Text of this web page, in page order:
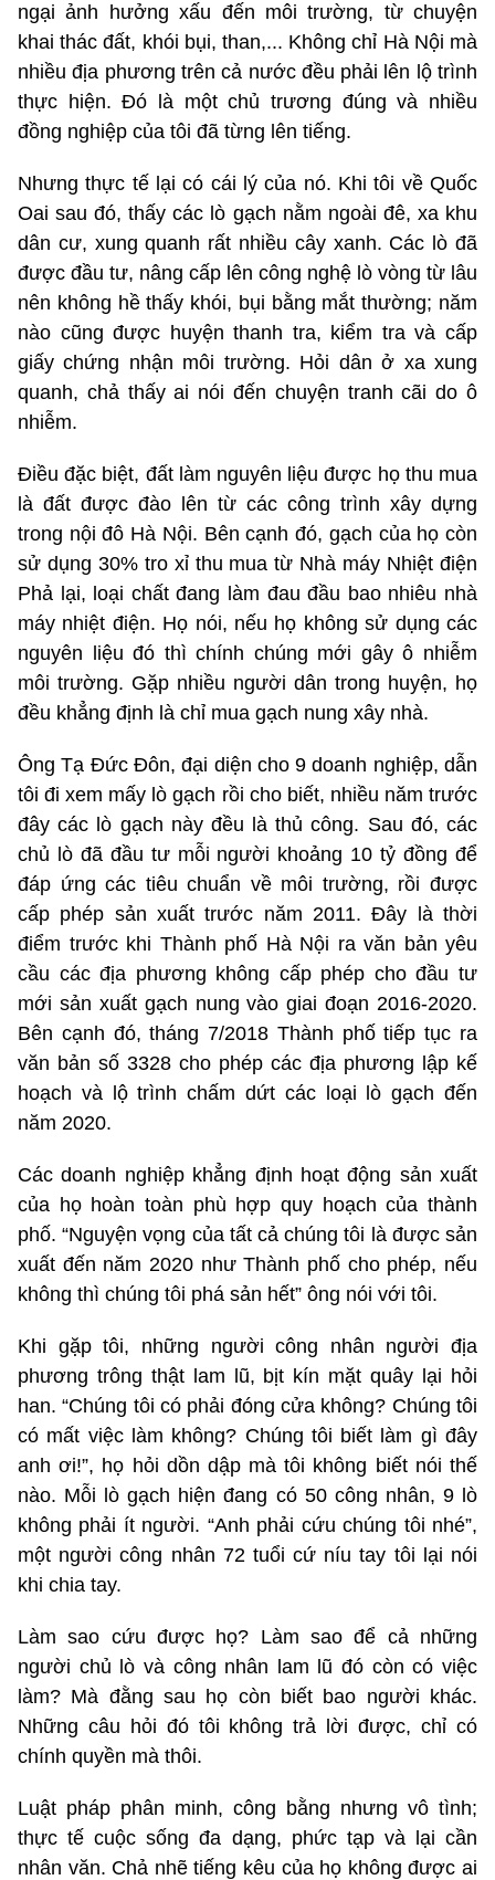
ngại ảnh hưởng xấu đến môi trường, từ chuyện
khai thác đất, khói bụi, than,... Không chỉ Hà Nội mà
nhiều địa phương trên cả nước đều phải lên lộ trình
thực hiện. Đó là một chủ trương đúng và nhiều
đồng nghiệp của tôi đã từng lên tiếng.
Nhưng thực tế lại có cái lý của nó. Khi tôi về Quốc
Oai sau đó, thấy các lò gạch nằm ngoài đê, xa khu
dân cư, xung quanh rất nhiều cây xanh. Các lò đã
được đầu tư, nâng cấp lên công nghệ lò vòng từ lâu
nên không hề thấy khói, bụi bằng mắt thường; năm
nào cũng được huyện thanh tra, kiểm tra và cấp
giấy chứng nhận môi trường. Hỏi dân ở xa xung
quanh, chả thấy ai nói đến chuyện tranh cãi do ô
nhiễm.
Điều đặc biệt, đất làm nguyên liệu được họ thu mua
là đất được đào lên từ các công trình xây dựng
trong nội đô Hà Nội. Bên cạnh đó, gạch của họ còn
sử dụng 30% tro xỉ thu mua từ Nhà máy Nhiệt điện
Phả lại, loại chất đang làm đau đầu bao nhiêu nhà
máy nhiệt điện. Họ nói, nếu họ không sử dụng các
nguyên liệu đó thì chính chúng mới gây ô nhiễm
môi trường. Gặp nhiều người dân trong huyện, họ
đều khẳng định là chỉ mua gạch nung xây nhà.
Ông Tạ Đức Đôn, đại diện cho 9 doanh nghiệp, dẫn
tôi đi xem mấy lò gạch rồi cho biết, nhiều năm trước
đây các lò gạch này đều là thủ công. Sau đó, các
chủ lò đã đầu tư mỗi người khoảng 10 tỷ đồng để
đáp ứng các tiêu chuẩn về môi trường, rồi được
cấp phép sản xuất trước năm 2011. Đây là thời
điểm trước khi Thành phố Hà Nội ra văn bản yêu
cầu các địa phương không cấp phép cho đầu tư
mới sản xuất gạch nung vào giai đoạn 2016-2020.
Bên cạnh đó, tháng 7/2018 Thành phố tiếp tục ra
văn bản số 3328 cho phép các địa phương lập kế
hoạch và lộ trình chấm dứt các loại lò gạch đến
năm 2020.
Các doanh nghiệp khẳng định hoạt động sản xuất
của họ hoàn toàn phù hợp quy hoạch của thành
phố. “Nguyện vọng của tất cả chúng tôi là được sản
xuất đến năm 2020 như Thành phố cho phép, nếu
không thì chúng tôi phá sản hết” ông nói với tôi.
Khi gặp tôi, những người công nhân người địa
phương trông thật lam lũ, bịt kín mặt quây lại hỏi
han. “Chúng tôi có phải đóng cửa không? Chúng tôi
có mất việc làm không? Chúng tôi biết làm gì đây
anh ơi!”, họ hỏi dồn dập mà tôi không biết nói thế
nào. Mỗi lò gạch hiện đang có 50 công nhân, 9 lò
không phải ít người. “Anh phải cứu chúng tôi nhé”,
một người công nhân 72 tuổi cứ níu tay tôi lại nói
khi chia tay.
Làm sao cứu được họ? Làm sao để cả những
người chủ lò và công nhân lam lũ đó còn có việc
làm? Mà đằng sau họ còn biết bao người khác.
Những câu hỏi đó tôi không trả lời được, chỉ có
chính quyền mà thôi.
Luật pháp phân minh, công bằng nhưng vô tình;
thực tế cuộc sống đa dạng, phức tạp và lại cần
nhân văn. Chả nhẽ tiếng kêu của họ không được ai